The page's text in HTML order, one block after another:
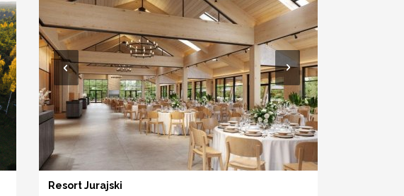
Resort Jurajski